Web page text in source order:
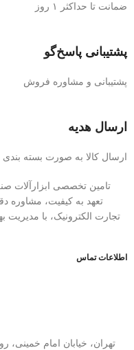
ضمانت تا حداکثر ۱ روز
پشتیبانی پاسخ‌گو
پشتیبانی و مشاوره فروش
ارسال هدیه
ارسال کالا به صورت بسته بندی
تامین تخصصی ابزارآلات
تعهد به کیفیت، مشاوره
تجارت الکترونیک، با
اطلاعات تماس
تهران، خیابان امام خمینی،